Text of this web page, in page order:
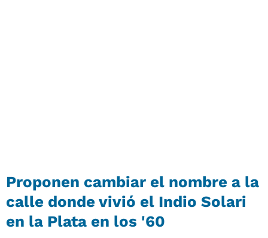
Proponen cambiar el nombre a la
calle donde vivió el Indio Solari
en la Plata en los '60